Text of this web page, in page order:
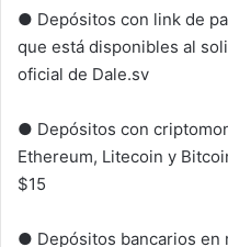
● Depósitos con link de
que está disponibles al
oficial de Dale.sv
● Depósitos con
Ethereum, Litecoin y
$15
● Depósitos bancarios en